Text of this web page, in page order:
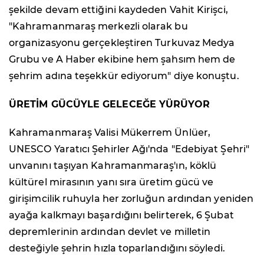
şekilde devam ettiğini kaydeden Vahit Kirişci,
"Kahramanmaraş merkezli olarak bu
organizasyonu gerçekleştiren Turkuvaz Medya
Grubu ve A Haber ekibine hem şahsım hem de
şehrim adına teşekkür ediyorum" diye konuştu.
ÜRETİM GÜCÜYLE GELECEĞE YÜRÜYOR
Kahramanmaraş Valisi Mükerrem Ünlüer,
UNESCO Yaratıcı Şehirler Ağı'nda "Edebiyat Şehri"
unvanını taşıyan Kahramanmaraş'ın, köklü
kültürel mirasının yanı sıra üretim gücü ve
girişimcilik ruhuyla her zorluğun ardından yeniden
ayağa kalkmayı başardığını belirterek, 6 Şubat
depremlerinin ardından devlet ve milletin
desteğiyle şehrin hızla toparlandığını söyledi.